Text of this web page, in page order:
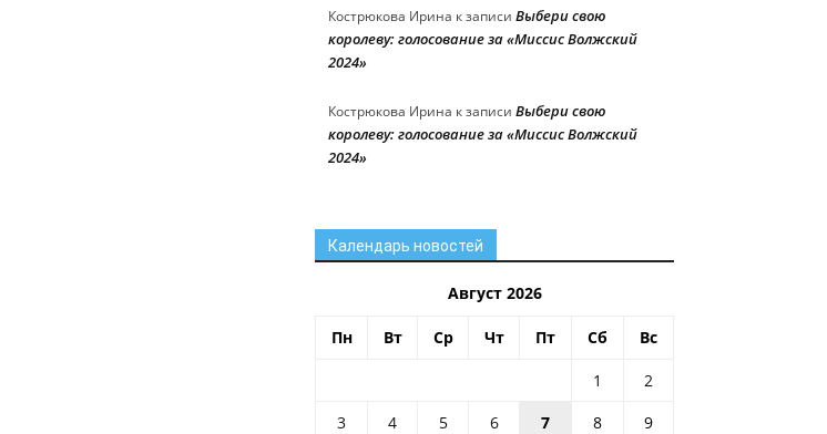
Кострюкова Ирина к записи Выбери свою
королеву: голосование за «Миссис Волжский
2024»
Кострюкова Ирина к записи Выбери свою
королеву: голосование за «Миссис Волжский
2024»
Календарь новостей
Август 2026
Пн Вт Ср Чт Пт Сб Вс
1
2
3
4 5 6 7 8
9